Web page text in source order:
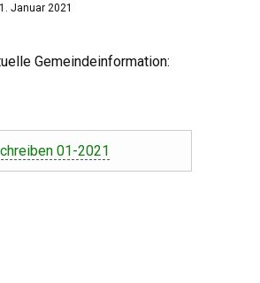
Januar 2021
Gemeindeinformation:
01-2021